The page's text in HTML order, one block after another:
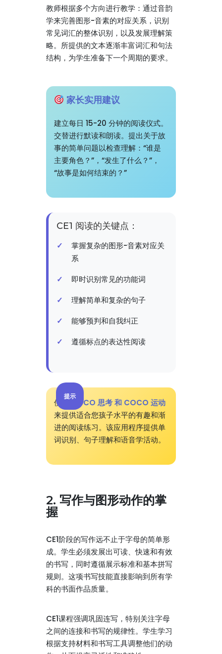
教师根据多个方向进行教学：通过音韵
学来完善图形-音素的对应关系，识别
常见词汇的整体识别，以及发展理解策
略。所提供的文本逐渐丰富词汇和句法
结构，为学生准备下一个周期的要求。
家长实用建议
建立每日 15-20 分钟的阅读仪式。
交替进行默读和朗读。提出关于故
事的简单问题以检查理解：“谁是
主要角色？”，“发生了什么？”，
“故事是如何结束的？”
CE1 阅读的关键点：
掌握复杂的图形-音素对应关
系
即时识别常见的功能词
理解简单和复杂的句子
能够预判和自我纠正
遵循标点的表达性阅读
提示
使用COCO 思考 和 COCO 运动
来提供适合您孩子水平的有趣和渐
进的阅读练习。该应用程序提供单
词识别、句子理解和语音学活动。
2. 写作与图形动作的掌
握
CE1阶段的写作远不止于字母的简单形
成。学生必须发展出可读、快速和有效
的书写，同时遵循展示标准和基本拼写
规则。这项书写技能直接影响到所有学
科的书面作品质量。
CE1课程强调巩固连写，特别关注字母
之间的连接和书写的规律性。学生学习
根据支持材料和书写工具调整他们的动